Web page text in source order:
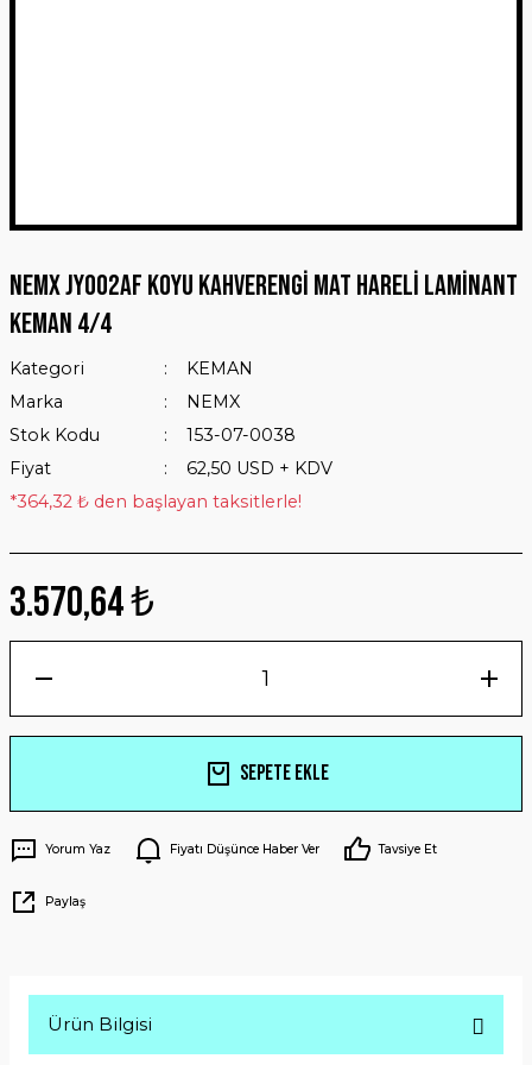
NEMX JY002AF KOYU KAHVERENGİ MAT HARELİ LAMİNANT
KEMAN 4/4
Kategori
KEMAN
Marka
NEMX
Stok Kodu
153-07-0038
Fiyat
62,50 USD + KDV
*364,32 ₺ den başlayan taksitlerle!
3.570,64 ₺
Sepete Ekle
Yorum Yaz Fiyatı Düşünce Haber Ver Tavsiye Et
Paylaş
Ürün Bilgisi